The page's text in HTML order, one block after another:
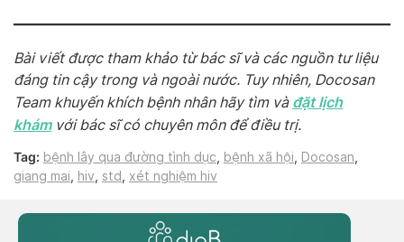
Bài viết được tham khảo từ bác sĩ và các nguồn tư liệu
đáng tin cậy trong và ngoài nước. Tuy nhiên, Docosan
Team khuyến khích bệnh nhân hãy tìm và đặt lịch
khámvới bác sĩ có chuyên môn để điều trị.
Tag: bệnh lây qua đường tình dục bệnh xã hội Docosan
giang mai
hiv std xét nghiệm hiv